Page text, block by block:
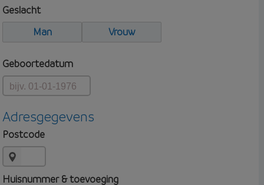
Geslacht
Man
Vrouw
Geboortedatum
Adresgegevens
Postcode
Huisnummer & toevoeging